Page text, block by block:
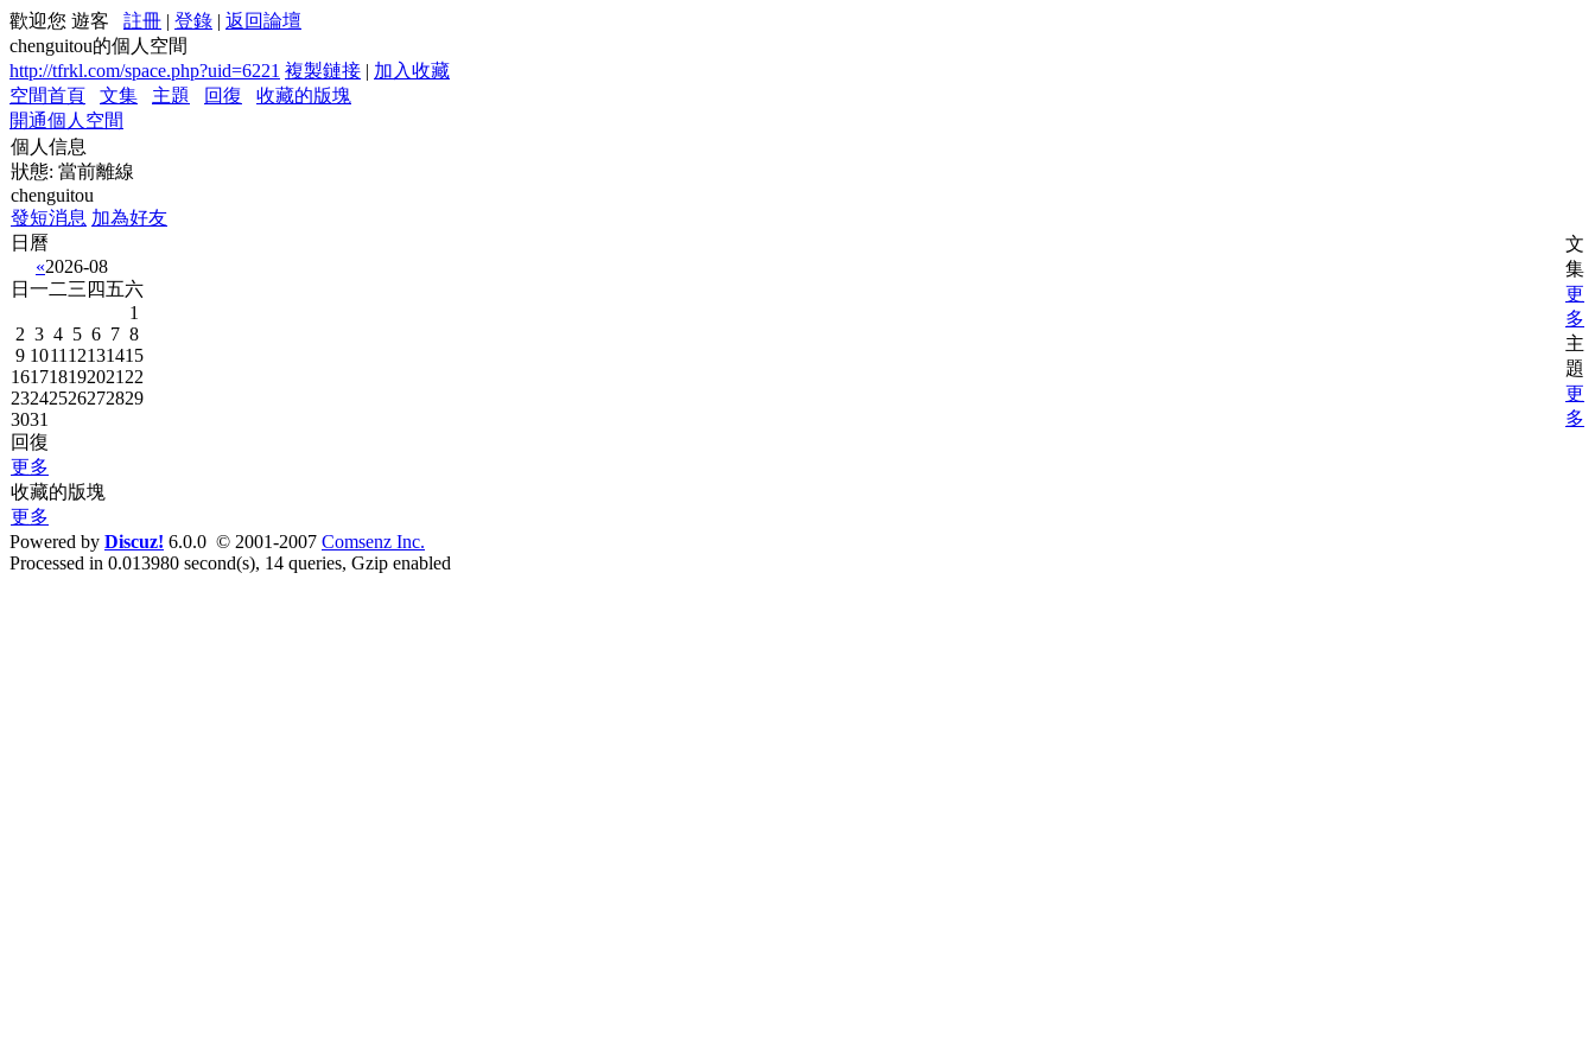
歡迎您 遊客 註冊 | 登錄 | 返回論壇
chenguitou的個人空間
http://tfrkl.com/space.php?uid=6221 複製鏈接 | 加入收藏
空間首頁
文集 主題 回復
收藏的版塊
開通個人空間
個人信息
狀態: 當前離線
chenguitou
發短消息 加為好友
日曆
«2026-08
日 一二三 四五六
1
2 3 4 5 6 7 8
9 1011 12131415
161718192021 22
23242526272829
3031
回復
更多
收藏的版塊
更多
文
集
更
多
主
題
更
多
Powered by Discuz! 6.0.0 © 2001-2007 Comsenz Inc.
Processed in 0.013980 second(s), 14 queries, Gzip enabled